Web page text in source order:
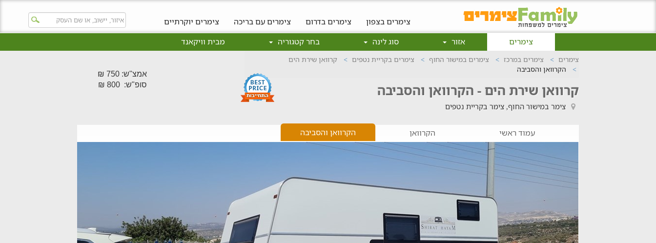
צימרים בצפון צימרים בדרום צימרים עם בריכה
צימרים יוקרתיים
צימרים
אזור סוג לינה בחר קטגוריה מבית וויקאנד
צימרים צימרים במרכז צימרים במישור החוף צימרים בקריית נטפים
קרוואן שירת הים
הקרוואן והסביבה
קרוואן שירת הים - הקרוואן והסביבה
צימר במישור החוף, צימר בקריית נטפים
אמצ"ש: 750 ₪
סופ"ש: 800 ₪
עמוד ראשי הקרוואן הקרוואן והסביבה